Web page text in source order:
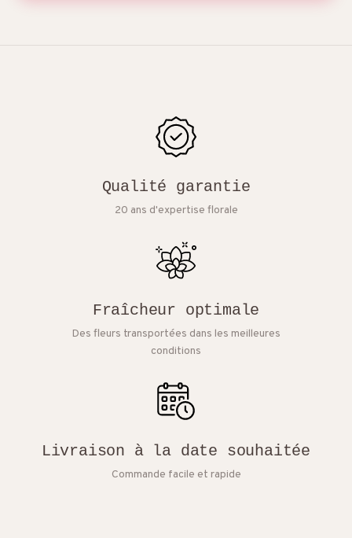
Qualité garantie
20 ans d'expertise florale
Fraîcheur optimale
Des fleurs transportées dans les meilleures
conditions
Livraison à la date souhaitée
Commande facile et rapide